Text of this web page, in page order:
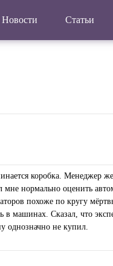
Новости Статьи
коробка. Менеджер
нормально оценить
похоже по кругу
машинах. Сказал, что
однозначно не купил.